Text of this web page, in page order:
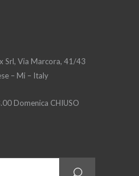
Srl, Via Marcora, 41/43
– Mi – Italy
Domenica CHIUSO